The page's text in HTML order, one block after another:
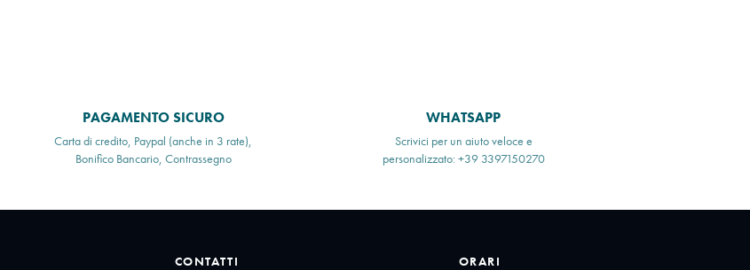
PAGAMENTO SICURO
Carta di credito, Paypal (anche in 3 rate),
Bonifico Bancario, Contrassegno
WHATSAPP
Scrivici per un aiuto veloce e
personalizzato: +39 3397150270
CONTATTI ORARI